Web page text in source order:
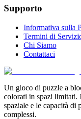
Supporto
Informativa sulla
Termini di
Chi Siamo
Contattaci
Un gioco di puzzle a
colorati in spazi limitati.
spaziale e le capacità di
complessi.